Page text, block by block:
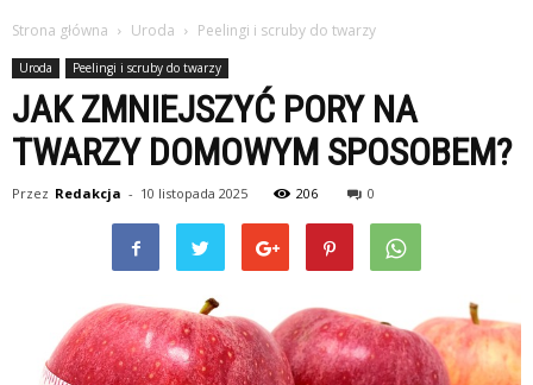
Strona główna Uroda Peelingi i scruby do twarzy
Uroda Peelingi i scruby do twarzy
JAK ZMNIEJSZYĆ PORY NA
TWARZY DOMOWYM SPOSOBEM?
Przez Redakcja - 10 listopada 2025 206 0